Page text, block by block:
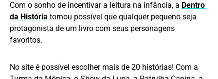
Com o sonho de incentivar a leitura na infância, a Dentro
da História tornou possível que qualquer pequeno seja
protagonista de um livro com seus personagens
favoritos.
No site é possível escolher mais de 20 histórias! Com a